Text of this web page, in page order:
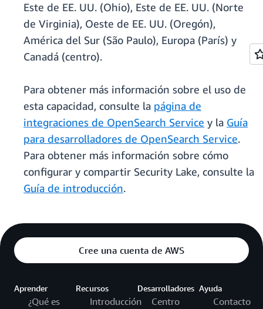
Este de EE. UU. (Ohio), Este de EE. UU. (Norte
de Virginia), Oeste de EE. UU. (Oregón),
América del Sur (São Paulo), Europa (París) y
Canadá (centro).
Para obtener más información sobre el uso de
esta capacidad, consulte la página de
integraciones de OpenSearch Service y la Guía
para desarrolladores de OpenSearch Service.
Para obtener más información sobre cómo
configurar y compartir Security Lake, consulte la
Guía de introducción.
Cree una cuenta de AWS
Aprender
¿Qué es
Recursos
Introducción
Desarrolladores
Centro
Ayuda
Contacto